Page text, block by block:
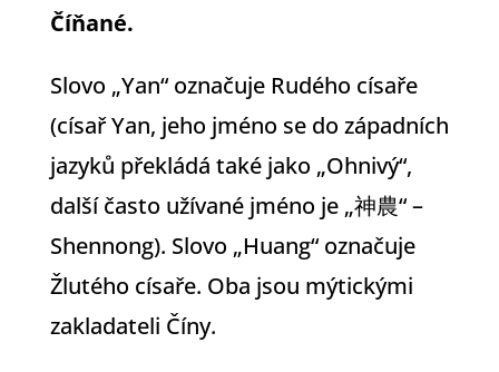
Číňané.
Slovo „Yan“ označuje Rudého císaře
(císař Yan, jeho jméno se do západních
jazyků překládá také jako „Ohnivý“,
další často užívané jméno je „神農“ –
Shennong). Slovo „Huang“ označuje
Žlutého císaře. Oba jsou mýtickými
zakladateli Číny.